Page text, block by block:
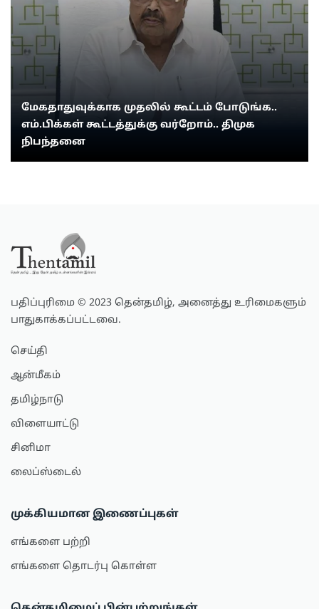
மேகதாதுவுக்காக முதலில் கூட்டம் போடுங்க..
எம்.பிக்கள் கூட்டத்துக்கு வர்றோம்.. திமுக
நிபந்தனை
பதிப்புரிமை © 2023 தென்தமிழ், அனைத்து உரிமைகளும்
பாதுகாக்கப்பட்டவை.
செய்தி
ஆன்மீகம்
தமிழ்நாடு
விளையாட்டு
சினிமா
லைப்ஸ்டைல்
முக்கியமான இணைப்புகள்
எங்களை பற்றி
எங்களை தொடர்பு கொள்ள